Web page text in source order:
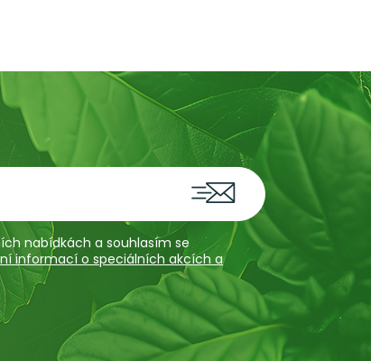
nabídkách a souhlasím se
informací o speciálních akcích a